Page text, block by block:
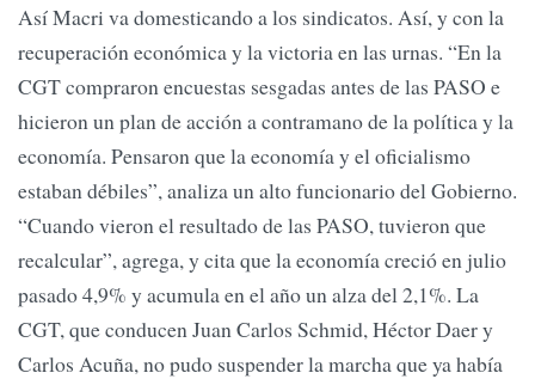
Así Macri va domesticando a los sindicatos. Así, y con la
recuperación económica y la victoria en las urnas. “En la
CGT compraron encuestas sesgadas antes de las PASO e
hicieron un plan de acción a contramano de la política y la
economía. Pensaron que la economía y el oficialismo
estaban débiles”, analiza un alto funcionario del Gobierno.
“Cuando vieron el resultado de las PASO, tuvieron que
recalcular”, agrega, y cita que la economía creció en julio
pasado 4,9% y acumula en el año un alza del 2,1%. La
CGT, que conducen Juan Carlos Schmid, Héctor Daer y
Carlos Acuña, no pudo suspender la marcha que ya había